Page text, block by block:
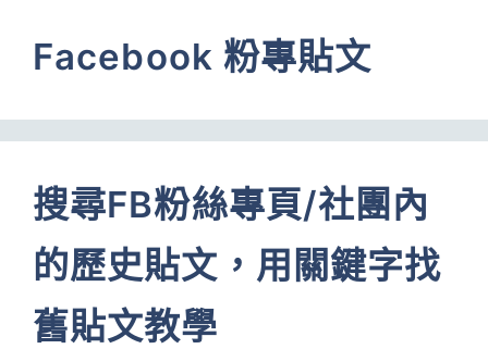
Facebook 粉專貼文
搜尋FB粉絲專頁/社團內
的歷史貼文，用關鍵字找
舊貼文教學